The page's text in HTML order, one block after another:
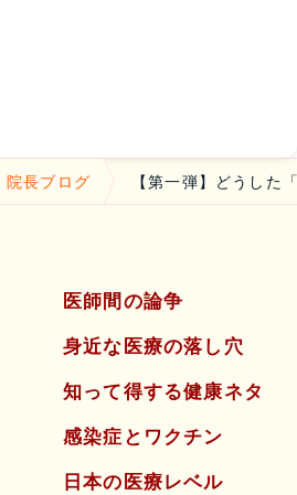
院長ブログ 【第一弾】どうし
医師間の論争
身近な医療の落し穴
知って得する健康ネタ
感染症とワクチン
日本の医療レベル